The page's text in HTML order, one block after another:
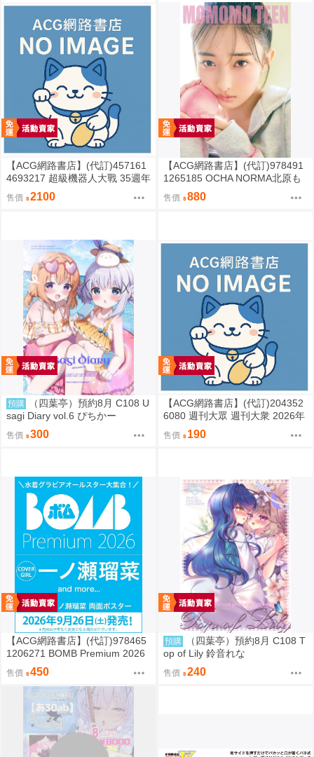
【ACG網路書店】(代訂)457161
4693217 超級機器人大戰 35週年
紀念 JAM Project 主題歌完整專
輯 通常盤
售價 2100
【ACG網路書店】(代訂)978491
1265185 OCHA NORMA北原も
も 寫真集「もももてぃーん。」
售價 880
預購
（四葉亭）預約8月 C108 U
sagi Diary vol.6 ぴちかー
售價 300
【ACG網路書店】(代訂)204352
6080 週刊大眾 週刊大衆 2026年
8月31日號 附:海報
售價 190
【ACG網路書店】(代訂)978465
1206271 BOMB Premium 2026
封面:一ノ瀬瑠菜 附:雙面海報
售價 450
預購
（四葉亭）預約8月 C108 T
op of Lily 鈴音れな
售價 240